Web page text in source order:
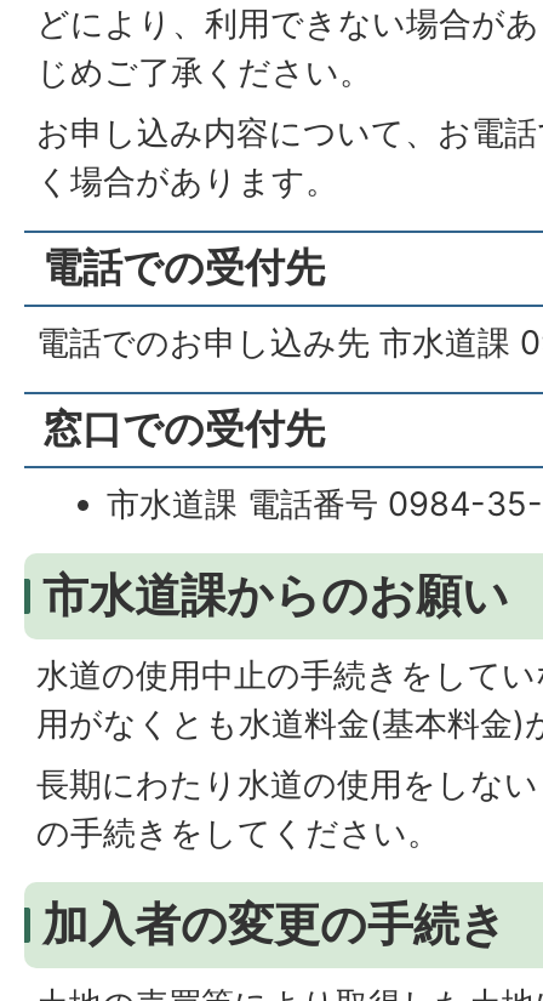
どにより、利用できない場合が
じめご了承ください。
お申し込み内容について、お電
く場合があります。
電話での受付先
電話でのお申し込み先 市水道課
窓口での受付先
市水道課 電話番号 0984-
市水道課からのお願い
水道の使用中止の手続きをして
用がなくとも水道料金(基本料金)
長期にわたり水道の使用をしな
の手続きをしてください。
加入者の変更の手続き